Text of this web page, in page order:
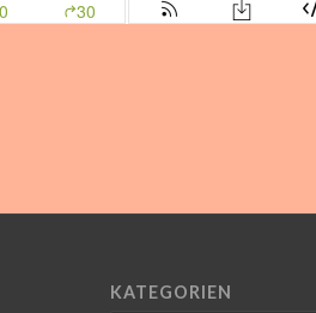
KATEGORIEN